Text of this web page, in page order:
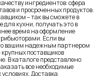
ингредиентов: сфера
и просроченных продуктов.
– так вы сможете в
для кухни, получать это в
время на оформление
Если вы
вашим надежным партнером
крупныхпоставщиков
В каталоге представлено
все необходимые
Доставка